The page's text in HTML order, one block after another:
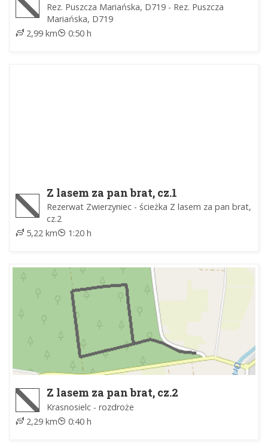
Rez. Puszcza Mariańska, D719 - Rez. Puszcza
Mariańska, D719
2,99 km
0:50 h
Z lasem za pan brat, cz.1
Rezerwat Zwierzyniec - ścieżka Z lasem za pan brat,
cz.2
5,22 km
1:20 h
Z lasem za pan brat, cz.2
Krasnosielc - rozdroże
2,29 km
0:40 h